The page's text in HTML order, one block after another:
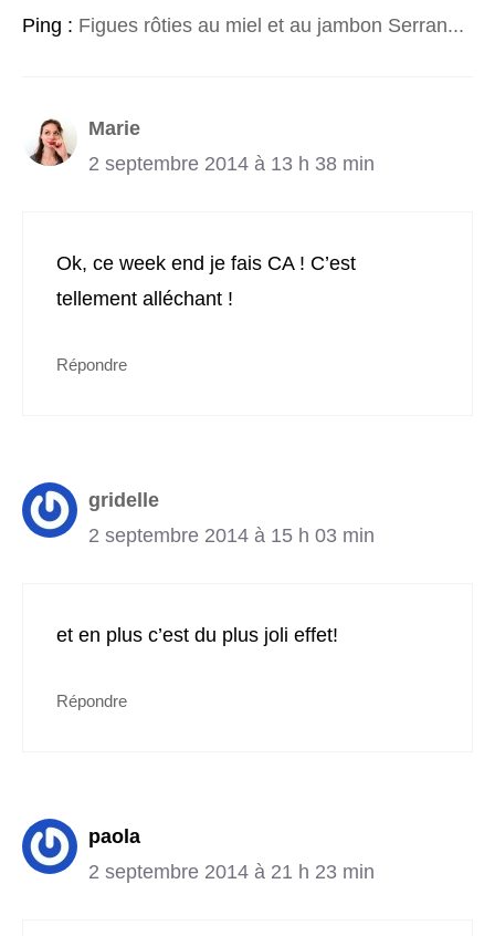
Ping : Figues rôties au miel et au jambon Serran...
Marie
2 septembre 2014 à 13 h 38 min
Ok, ce week end je fais CA ! C’est
tellement alléchant !
Répondre
gridelle
2 septembre 2014 à 15 h 03 min
et en plus c’est du plus joli effet!
Répondre
paola
2 septembre 2014 à 21 h 23 min